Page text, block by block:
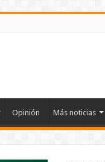
Opinión Más noticias